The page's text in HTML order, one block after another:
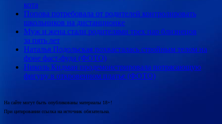
кота
Попова потребовала от родителей контролировать
школьников на дистанционке
Муж и жена стали родителями трех пар близнецов
за пять лет
Наталья Подольская похвасталась стройным телом на
фоне фаст-фуда (ФОТО)
Николь Кидман продемонстрировала потрясающую
фигуру в откровенном платье (ФОТО)
На сайте могут быть опубликованы материалы 18+!
При цитировании ссылка на источник обязательна.